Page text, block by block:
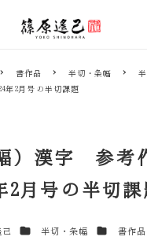
書作品 半切・条幅
年2月号の半切課題
）漢字 参考
2月号の半切課
己 カテゴリー半切・条幅 カテゴリー
書作品